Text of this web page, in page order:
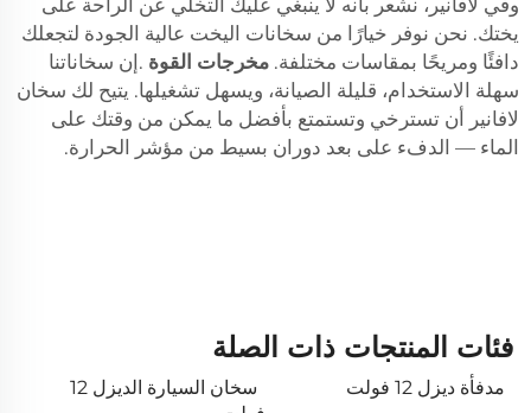
وفي لافانير، نشعر بأنه لا ينبغي عليك التخلي عن الراحة على
يختك. نحن نوفر خيارًا من سخانات اليخت عالية الجودة لتجعلك
دافئًا ومريحًا بمقاسات مختلفة. مخرجات القوة .إن سخاناتنا
سهلة الاستخدام، قليلة الصيانة، ويسهل تشغيلها. يتيح لك سخان
لافانير أن تسترخي وتستمتع بأفضل ما يمكن من وقتك على
الماء — الدفء على بعد دوران بسيط من مؤشر الحرارة.
فئات المنتجات ذات الصلة
مدفأة ديزل 12 فولت
سخان السيارة الديزل 12